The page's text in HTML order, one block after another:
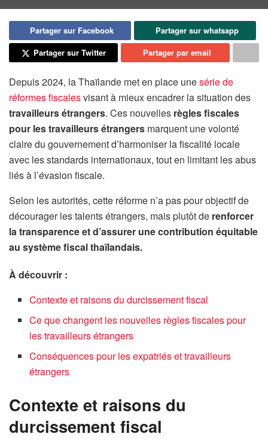
Partager sur Facebook
Partager sur whatsapp
Partager sur Twitter
Partager par email
Depuis 2024, la Thaïlande met en place unesérie de
réformes fiscalesvisant à mieux encadrer la situation des
travailleurs étrangers. Ces nouvelles règles fiscales
pour les travailleurs étrangers marquent une volonté
claire du gouvernement d’harmoniser la fiscalité locale
avec les standards internationaux, tout en limitant les abus
liés à l’évasion fiscale.
Selon les autorités, cette réforme n’a pas pour objectif de
décourager les talents étrangers, mais plutôt de renforcer
la transparence et d’assurer une contribution équitable
au système fiscal thaïlandais.
À découvrir :
Contexte et raisons du durcissement fiscal
Ce que changent les nouvelles règles fiscales pour
les travailleurs étrangers
Conséquences pour les expatriés et travailleurs
étrangers
Contexte et raisons du
durcissement fiscal